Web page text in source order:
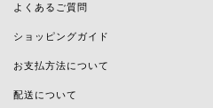
よくあるご質問
ショッピングガイド
お支払方法について
配送について